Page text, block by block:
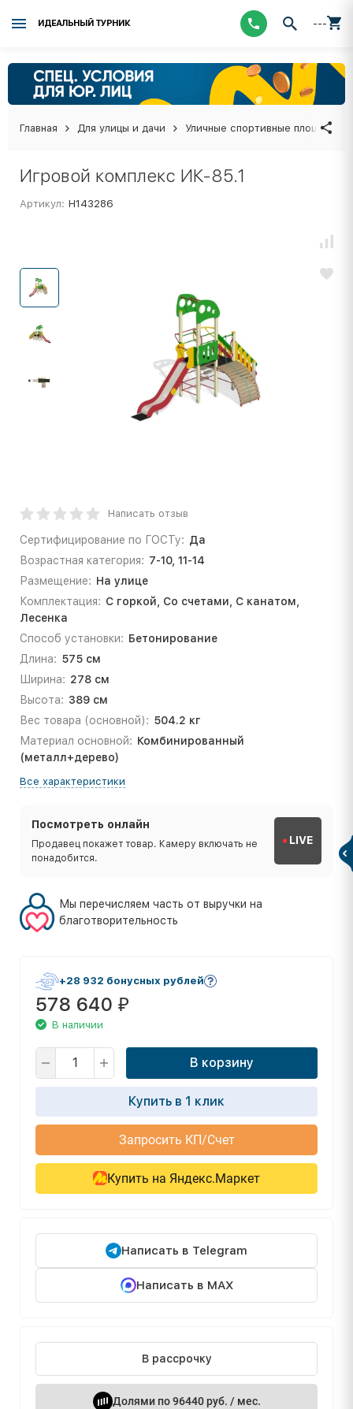
ИДЕАЛЬНЫЙ ТУРНИК ---
Главная Для улицы и дачи Уличные спортивные площадки
Игровой комплекс ИК-85.1
Артикул: Н143286
Написать отзыв
Сертифицирование по ГОСТу: Да
Возрастная категория: 7-10, 11-14
Размещение: На улице
Комплектация: С горкой, Со счетами, С канатом,
Лесенка
Способ установки: Бетонирование
Длина: 575 см
Ширина: 278 см
Высота: 389 см
Вес товара (основной): 504.2 кг
Материал основной: Комбинированный
(металл+дерево)
Все характеристики
Посмотреть онлайн
Продавец покажет товар. Камеру включать не
понадобится.
LIVE
Мы перечисляем часть от выручки на
благотворительность
+28 932 бонусных рублей
578 640 ₽
В наличии
В корзину
Купить в 1 клик
Запросить КП/Счет
Купить на Яндекс.Маркет
Написать в Telegram
Написать в MAX
В рассрочку
Долями по 96440 руб. / мес.